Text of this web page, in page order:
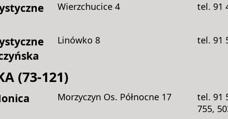
Wierzchucice 4 tel. 91
Linówko 8 tel. 91
(73-121)
Morzyczyn Os. Północne 17
tel. 91
755,